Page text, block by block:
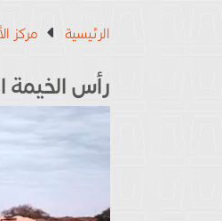
الرئيسية مركز
رأس الخيمة